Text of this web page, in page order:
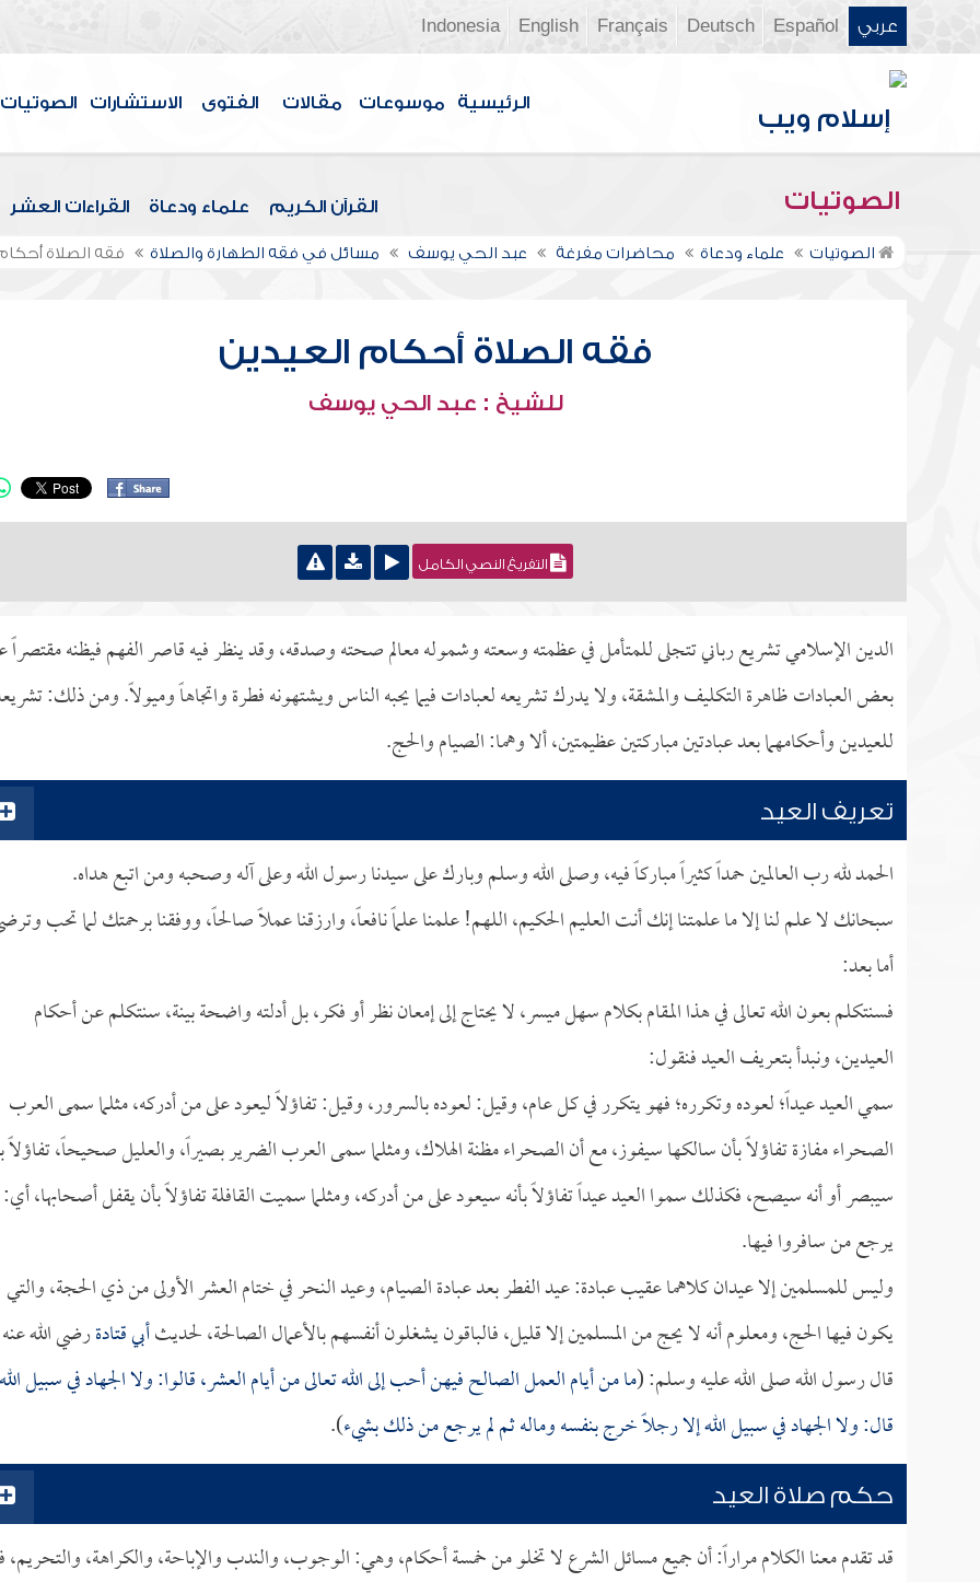
عربي Español
Deutsch
Français
English
Indonesia
الرئيسية موسوعات مقالات الفتوى الاستشارات الصوتيات
الصوتيات القرآن الكريم علماء ودعاة القراءات العشر
الصوتيات علماء ودعاة محاضرات مفرغة عبد الحي يوسف مسائل في فقه الطهارة والصلاة فقه الصلاة
فقه الصلاة أحكام العيدين
للشيخ : عبد الحي يوسف
التفريغ النصي الكامل
الدين الإسلامي تشريع رباني تتجلى للمتأمل في عظمته وسعته وشموله معالم صحته وصدقه، وقد ينظر فيه قاصر الفهم فيظنه مقتصراً
بعض العبادات ظاهرة التكليف والمشقة، ولا يدرك تشريعه لعبادات فيما يحبه الناس ويشتهونه فطرة واتجاهاً وميولاً. ومن ذلك:
للعيدين وأحكامهما بعد عبادتين مباركتين عظيمتين، ألا وهما: الصيام والحج.
تعريف العيد
الحمد لله رب العالمين حمداً كثيراً مباركاً فيه، وصلى الله وسلم وبارك على سيدنا رسول الله وعلى آله وصحبه ومن اتبع هداه.
سبحانك لا علم لنا إلا ما علمتنا إنك أنت العليم الحكيم، اللهم! علمنا علماً نافعاً، وارزقنا عملاً صالحاً، ووفقنا برحمتك لما تحب
أما بعد:
فسنتكلم بعون الله تعالى في هذا المقام بكلام سهل ميسر، لا يحتاج إلى إمعان نظر أو فكر، بل أدلته واضحة بينة، سنتكلم عن أحكام
العيدين، ونبدأ بتعريف العيد فنقول:
سمي العيد عيداً؛ لعوده وتكرره؛ فهو يتكرر في كل عام، وقيل: لعوده بالسرور، وقيل: تفاؤلاً ليعود على من أدركه، مثلما سمى العرب
الصحراء مفازة تفاؤلاً بأن سالكها سيفوز، مع أن الصحراء مظنة الهلاك، ومثلما سمى العرب الضرير بصيراً، والعليل صحيحاً، تفاؤلاً
سيبصر أو أنه سيصح، فكذلك سموا العيد عيداً تفاؤلاً بأنه سيعود على من أدركه، ومثلما سميت القافلة تفاؤلاً بأن يقفل أصحابها، أي:
يرجع من سافروا فيها.
وليس للمسلمين إلا عيدان كلاهما عقيب عبادة: عيد الفطر بعد عبادة الصيام، وعيد النحر في ختام العشر الأولى من ذي الحجة، والتي
يكون فيها الحج، ومعلوم أنه لا يحج من المسلمين إلا قليل، فالباقون يشغلون أنفسهم بالأعمال الصالحة، لحديثأبي قتادةرضي الله عنه
قال رسول الله صلى الله عليه وسلم: (ما من أيام العمل الصالح فيهن أحب إلى الله تعالى من أيام العشر، قالوا: ولا الجهاد في سبيل
قال: ولا الجهاد في سبيل الله إلا رجلاً خرج بنفسه وماله ثم لم يرجع من ذلك بشيء).
حكم صلاة العيد
قد تقدم معنا الكلام مراراً: أن جميع مسائل الشرع لا تخلو من خمسة أحكام، وهي: الوجوب، والندب والإباحة، والكراهة، والتحريم،